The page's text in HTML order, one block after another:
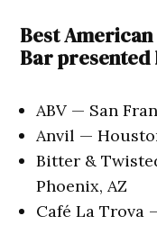
Best
Bar presented
ABV — San
Anvil —
Bitter &
Phoenix, AZ
Café La Trova